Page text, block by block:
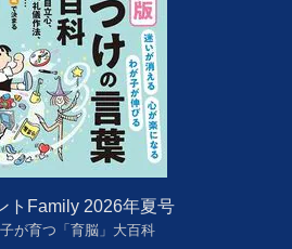
トFamily 2026年夏号
が育つ「育脳」大百科